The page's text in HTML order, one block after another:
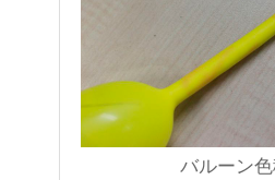
バルーン色